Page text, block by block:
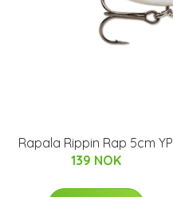
Rapala Rippin Rap 5cm YP
139 NOK